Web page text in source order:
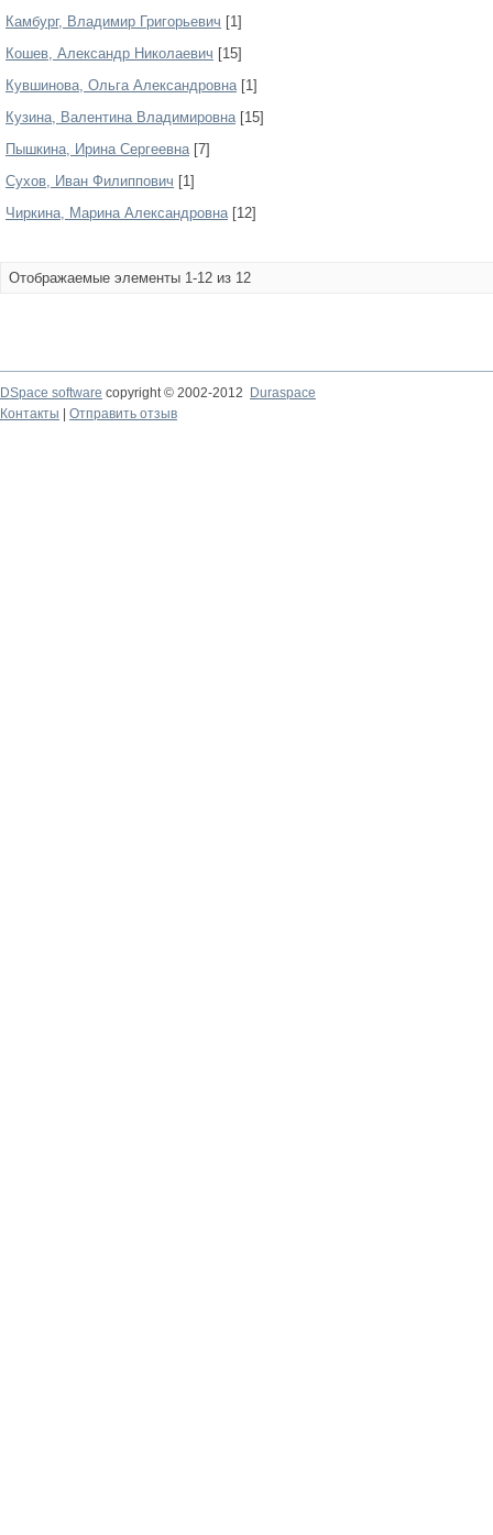
Камбург, Владимир Григорьевич [1]
Кошев, Александр Николаевич [15]
Кувшинова, Ольга Александровна[1]
Кузина, Валентина Владимировна[15]
Пышкина, Ирина Сергеевна[7]
Сухов, Иван Филиппович [1]
Чиркина, Марина Александровна[12]
Отображаемые элементы 1-12 из 12
DSpace software copyright © 2002-2012
Duraspace
Контакты
Отправить отзыв